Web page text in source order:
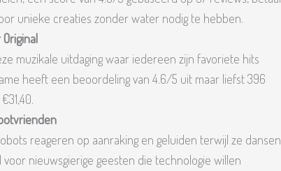
unieke creaties zonder water nodig te hebben.
muzikale uitdaging waar iedereen zijn favoriete hits
heeft een beoordeling van 4.6/5 uit maar liefst 396
reageren op aanraking en geluiden terwijl ze dansen
voor nieuwsgierige geesten die technologie willen